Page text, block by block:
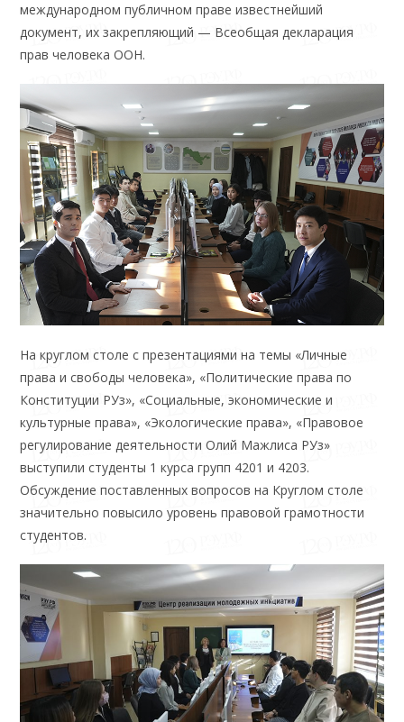
международном публичном праве известнейший
документ, их закрепляющий — Всеобщая декларация
прав человека ООН.
На круглом столе с презентациями на темы «Личные
права и свободы человека», «Политические права по
Конституции РУз», «Социальные, экономические и
культурные права», «Экологические права», «Правовое
регулирование деятельности Олий Мажлиса РУз»
выступили студенты 1 курса групп 4201 и 4203.
Обсуждение поставленных вопросов на Круглом столе
значительно повысило уровень правовой грамотности
студентов.